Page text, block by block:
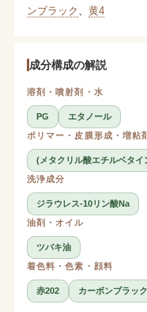
ンブラック
黄4
成分構成の解説
溶剤・噴射剤・水
PG
エタノール
ポリマー・皮膜形成・増粘
(メタクリル酸エチルベタ
洗浄成分
ジラウレス-10リン酸Na
油剤・オイル
ツバキ油
着色料・色素・顔料
赤202 カーボンブラック